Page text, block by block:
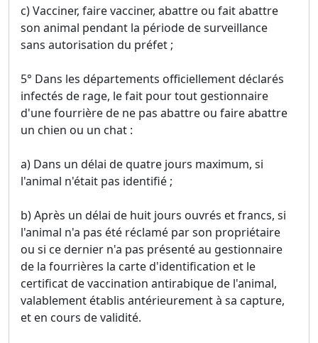
c) Vacciner, faire vacciner, abattre ou fait abattre
son animal pendant la période de surveillance
sans autorisation du préfet ;
5° Dans les départements officiellement déclarés
infectés de rage, le fait pour tout gestionnaire
d'une fourrière de ne pas abattre ou faire abattre
un chien ou un chat :
a) Dans un délai de quatre jours maximum, si
l'animal n'était pas identifié ;
b) Après un délai de huit jours ouvrés et francs, si
l'animal n'a pas été réclamé par son propriétaire
ou si ce dernier n'a pas présenté au gestionnaire
de la fourrières la carte d'identification et le
certificat de vaccination antirabique de l'animal,
valablement établis antérieurement à sa capture,
et en cours de validité.